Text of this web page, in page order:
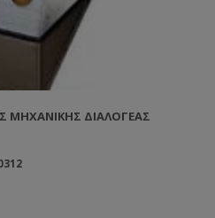
ΜΗΧΑΝΙΚΉΣ ΔΙΑΛΟΓΈΑΣ